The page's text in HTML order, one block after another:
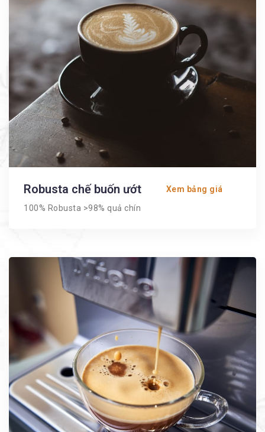
Robusta chế buốn ướt
100% Robusta >98% quả chín
Xem bảng giá